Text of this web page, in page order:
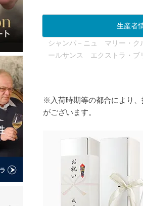
生産者
シャンパ－ニュ マリー・
ールサンス エクストラ・
※入荷時期等の都合により
がございます。